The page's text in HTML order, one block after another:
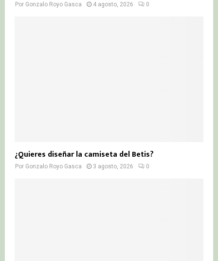
Por Gonzalo Royo Gasca 4 agosto, 2026 0
¿Quieres diseñar la camiseta del Betis?
Por Gonzalo Royo Gasca 3 agosto, 2026 0